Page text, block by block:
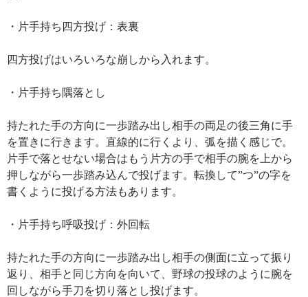
・片手持ち四方投げ：表裏
四方投げはいろいろな崩しから入れます。
・片手持ち隅落とし
持たれた手の方向に一歩踏み出し相手の両足の後三角に手
を置きに行きます。直線的に行くより、弧を描く感じで。
片手で落とせない場合はもう片方の手で相手の腕を上から
押しながら一歩踏み込んで投げます。転換して”つ”の字を
書くように投げる方法もあります。
・片手持ち呼吸投げ：外回転
持たれた手の方向に一歩踏み出し相手の側面に立って振り
返り、相手と同じ方向を向いて、野球の投球のように腕を
回しながら手刀を切り落とし投げます。